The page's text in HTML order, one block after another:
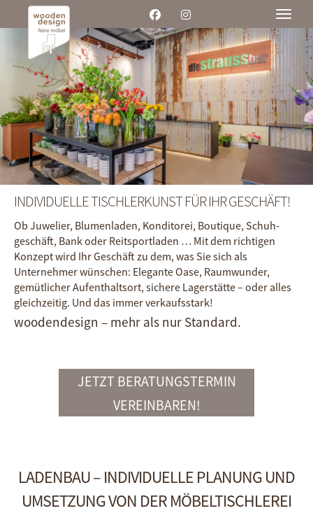
INDIVIDUELLE TISCHLER­KUNST FÜR IHR GESCHÄFT!
Ob Juwelier, Blumenladen, Konditorei, Boutique, Schuh­
geschäft, Bank oder Reit­sport­laden … Mit dem richtigen
Konzept wird Ihr Geschäft zu dem, was Sie sich als
Unternehmer wünschen: Elegante Oase, Raum­wunder,
gemütlicher Aufent­halts­ort, sichere Lager­stätte – oder alles
gleich­zeitig. Und das immer verkaufs­stark!
woodendesign – mehr als nur Standard.
JETZT BERATUNGSTERMIN
VEREINBAREN!
LADENBAU – INDIVIDUELLE PLANUNG UND
UMSETZUNG VON DER MÖBELTISCHLEREI